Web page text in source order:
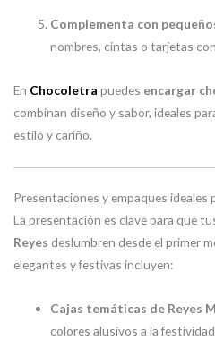
Complementa con
nombres, cintas o tarjetas
En Chocoletra puedes encargar
combinan diseño y sabor, ideales
estilo y cariño.
Presentaciones y empaques ideales
La presentación es clave para que
Reyes deslumbren desde el primer
elegantes y festivas incluyen:
Cajas temáticas de Reyes
colores alusivos a la